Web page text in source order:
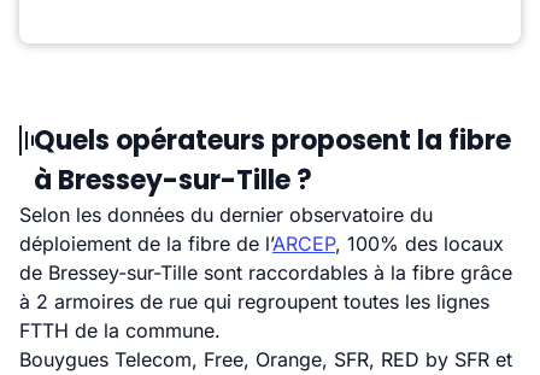
Quels opérateurs proposent la fibre
à Bressey-sur-Tille ?
Selon les données du dernier observatoire du
déploiement de la fibre de l’ARCEP, 100% des locaux
de Bressey-sur-Tille sont raccordables à la fibre grâce
à 2 armoires de rue qui regroupent toutes les lignes
FTTH de la commune.
Bouygues Telecom, Free, Orange, SFR, RED by SFR et